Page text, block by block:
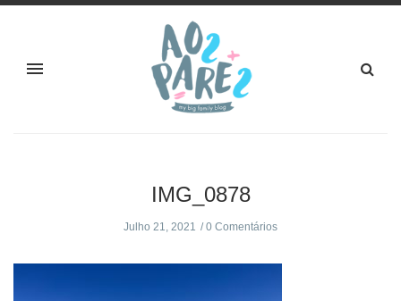
IMG_0878
Julho 21, 2021 0 Comentários